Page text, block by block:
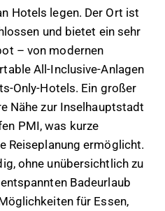
Hotels legen. Der Ort ist
und bietet ein sehr
– von modernen
All-Inclusive-Anlagen
Only-Hotels. Ein großer
Nähe zur Inselhauptstadt
PMI, was kurze
Reiseplanung ermöglicht.
ohne unübersichtlich zu
Badeurlaub
für Essen,